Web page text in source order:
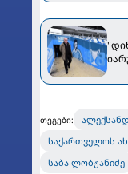
თეგები:
საქართველოს
საბა ლობჟანიძე